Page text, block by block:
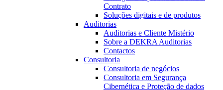
Contrato
Soluções digitais e de produtos
Auditorias
Auditorias e Cliente Mistério
Sobre a DEKRA Auditorias
Contactos
Consultoria
Consultoria de negócios
Consultoria em Segurança
Cibernética e Proteção de dados